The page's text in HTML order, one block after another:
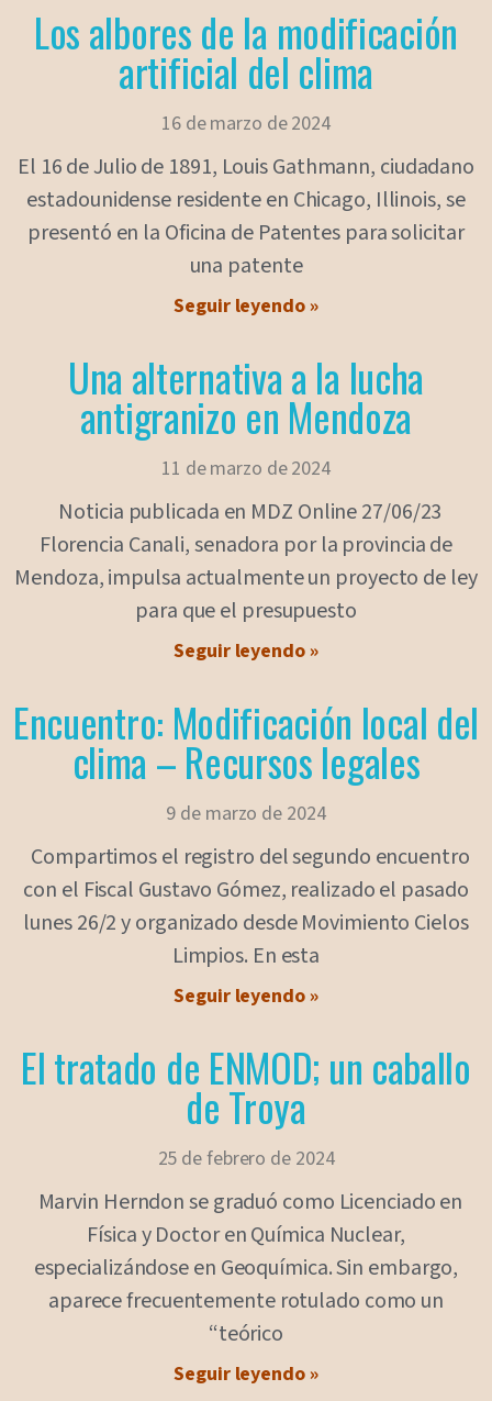
Los albores de la modificación
artificial del clima
16 de marzo de 2024
El 16 de Julio de 1891, Louis Gathmann, ciudadano
estadounidense residente en Chicago, Illinois, se
presentó en la Oficina de Patentes para solicitar
una patente
Seguir leyendo »
Una alternativa a la lucha
antigranizo en Mendoza
11 de marzo de 2024
Noticia publicada en MDZ Online 27/06/23
Florencia Canali, senadora por la provincia de
Mendoza, impulsa actualmente un proyecto de ley
para que el presupuesto
Seguir leyendo »
Encuentro: Modificación local del
clima – Recursos legales
9 de marzo de 2024
Compartimos el registro del segundo encuentro
con el Fiscal Gustavo Gómez, realizado el pasado
lunes 26/2 y organizado desde Movimiento Cielos
Limpios. En esta
Seguir leyendo »
El tratado de ENMOD; un caballo
de Troya
25 de febrero de 2024
Marvin Herndon se graduó como Licenciado en
Física y Doctor en Química Nuclear,
especializándose en Geoquímica. Sin embargo,
aparece frecuentemente rotulado como un
“teórico
Seguir leyendo »